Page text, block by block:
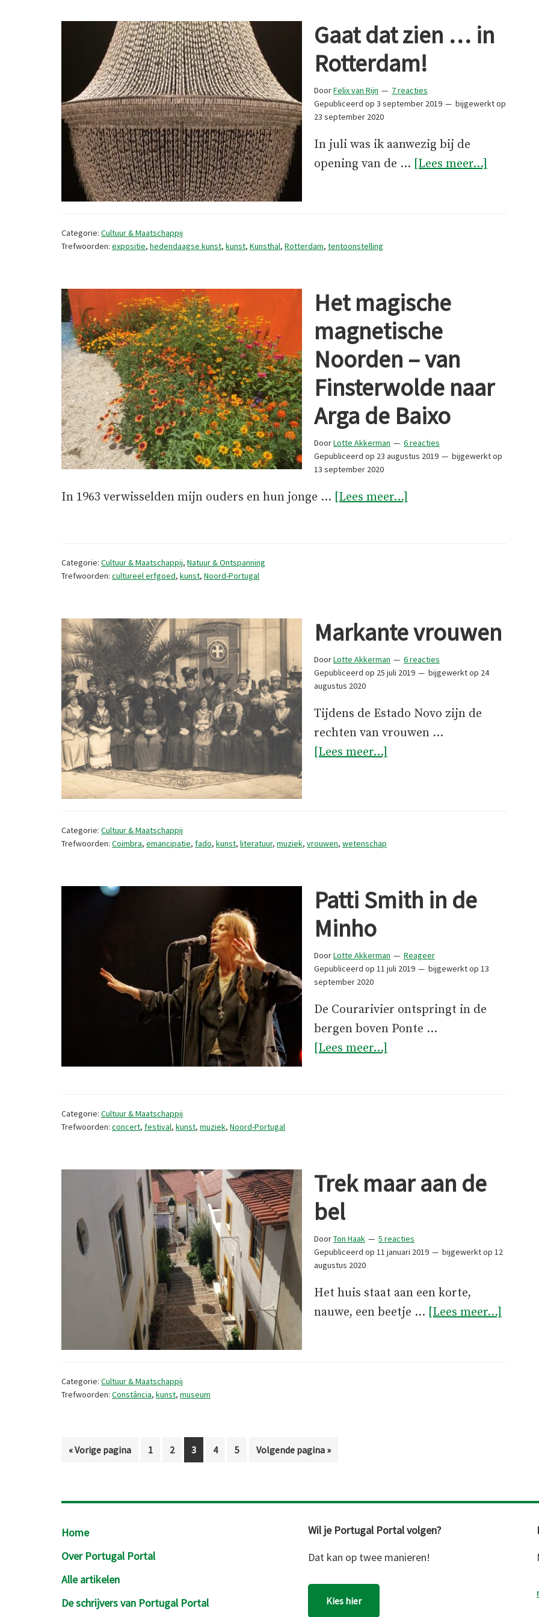
zaagsel
Gaat dat zien … in
Rotterdam!
DoorFelix van Rijn
7 reacties
Gepubliceerd op 3 september 2019
bijgewerkt op
23 september 2020
In juli was ik aanwezig bij de
opening van de … [Lees meer...]
Categorie: Cultuur & Maatschappij
Trefwoorden: expositie, hedendaagse kunst, kunst, Kunsthal, Rotterdam, tentoonstelling
Het magische
magnetische
Noorden – van
Finsterwolde naar
Arga de Baixo
DoorLotte Akkerman
6 reacties
Gepubliceerd op 23 augustus 2019
bijgewerkt op
13 september 2020
In 1963 verwisselden mijn ouders en hun jonge … [Lees meer...]
naar
de
Categorie: Cultuur & Maatschappij, Natuur & Ontspanning
Trefwoorden: cultureel erfgoed, kunst, Noord-Portugal
Markante vrouwen
DoorLotte Akkerman
6 reacties
Gepubliceerd op 25 juli 2019 bijgewerkt op 24
augustus 2020
Tijdens de Estado Novo zijn de
rechten van vrouwen …
[Lees meer...]
Categorie: Cultuur & Maatschappij
Trefwoorden: Coimbra, emancipatie, fado, kunst, literatuur, muziek, vrouwen, wetenschap
Patti Smith in de
Minho
DoorLotte Akkerman
Reageer
Gepubliceerd op 11 juli 2019 bijgewerkt op 13
september 2020
De Courarivier ontspringt in de
bergen boven Ponte …
[Lees meer...]
Categorie: Cultuur & Maatschappij
Trefwoorden: concert, festival, kunst, muziek, Noord-Portugal
Trek maar aan de
bel
DoorTon Haak
5 reacties
Gepubliceerd op 11 januari 2019 bijgewerkt op 12
augustus 2020
Het huis staat aan een korte,
nauwe, een beetje … [Lees meer...]
Categorie: Cultuur & Maatschappij
Trefwoorden: Constância, kunst, museum
«Ga
Vorige pagina Pagina
1 Pagina
2 Pagina
3 Pagina
4 Pagina
5
Ga
Volgende pagina »
Footer
Home
Over Portugal Portal
Alle artikelen
De schrijvers van Portugal Portal
Wil je Portugal Portal volgen?
Dat kan op twee manieren!
Kies hier